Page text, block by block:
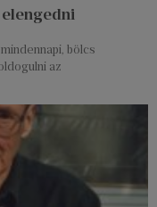
bölcs
az